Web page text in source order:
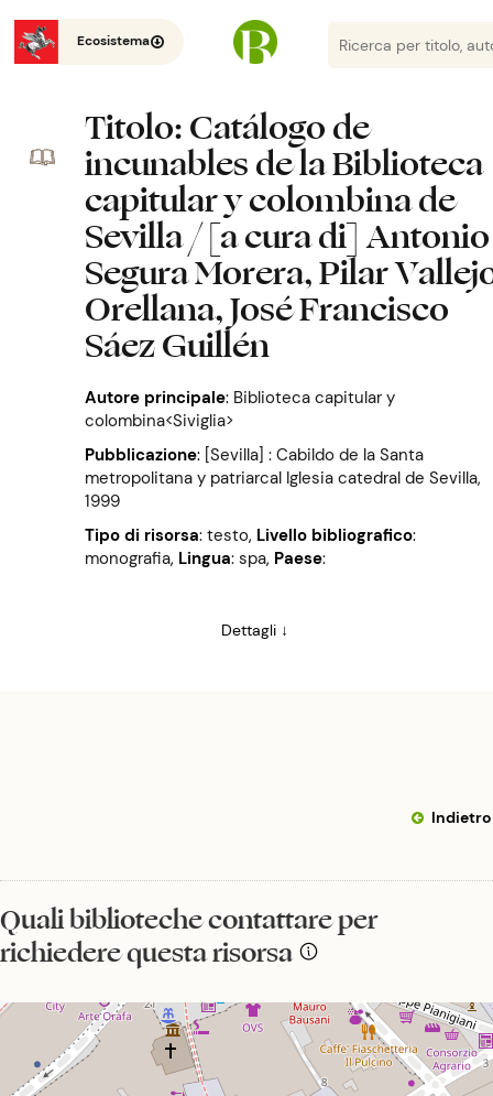
Ecosistema
Titolo: Catálogo de
incunables de la Biblioteca
capitular y colombina de
Sevilla / [a cura di] Antonio
Segura Morera, Pilar
Orellana, José Francisco
Sáez Guillén
Autore principale: Biblioteca capitular y
colombina<Siviglia>
Pubblicazione: [Sevilla] : Cabildo de la Santa
metropolitana y patriarcal Iglesia catedral de Sevilla,
1999
Tipo di risorsa: testo, Livello bibliografico:
monografia, Lingua: spa, Paese:
Dettagli ↓
Indietro
Quali biblioteche contattare per
richiedere questa risorsa